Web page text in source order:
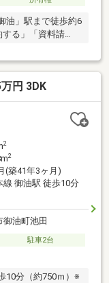
油」駅まで徒歩約6
る」「資料請
円 3DK
2
2
(築41年3ヶ月)
御油駅 徒歩10分
御油町池田
駐車2台
10分（約750ｍ）※